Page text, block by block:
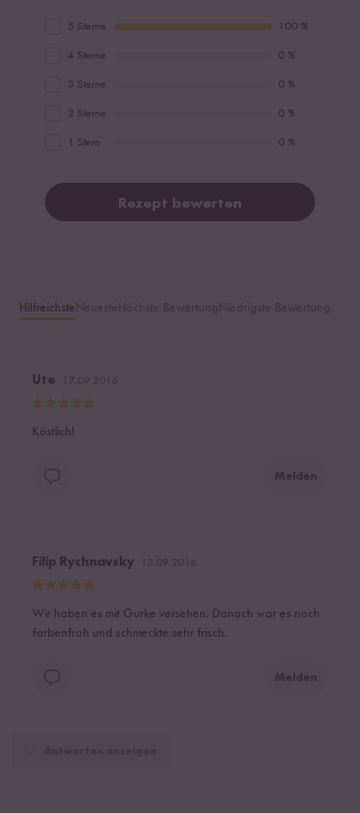
5 Sterne 100 %
4 Sterne 0 %
3 Sterne 0 %
2 Sterne 0 %
1 Stern 0 %
Rezept bewerten
Hilfreichste
Ute
Köstlich!
Melden
Filip Rychnavsky
Wir haben es mit Gurke versehen. Danach war es noch
farbenfroh und schmeckte sehr frisch.
Melden